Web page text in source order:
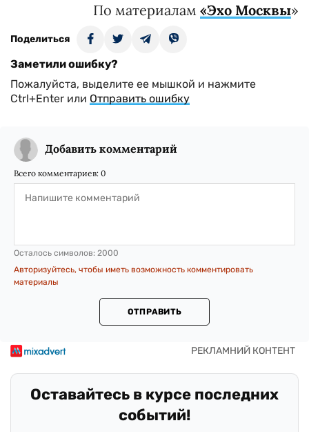
По материалам «Эхо Москвы»
Поделиться
Заметили ошибку?
Пожалуйста, выделите ее мышкой и нажмите
Ctrl+Enter или Отправить ошибку
Добавить комментарий
Всего комментариев: 0
Осталось символов: 2000
Авторизуйтесь, чтобы иметь возможность комментировать
материалы
ОТПРАВИТЬ
Оставайтесь в курсе последних
событий!